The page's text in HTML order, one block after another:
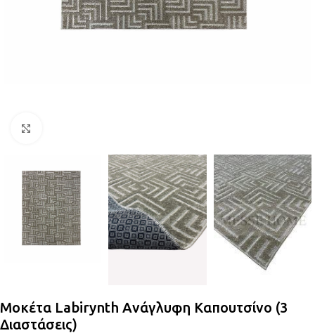
Μοκέτα Labirynth Ανάγλυφη Καπουτσίνο (3
Διαστάσεις)